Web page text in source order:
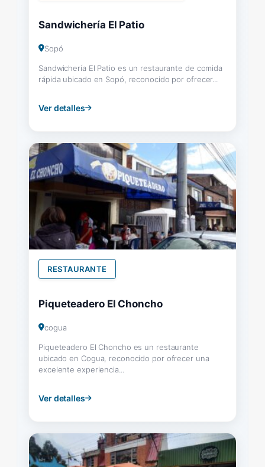
Sandwichería El Patio
Sopó
Sandwichería El Patio es un restaurante de comida
rápida ubicado en Sopó, reconocido por ofrecer...
Ver detalles
RESTAURANTE
Piqueteadero El Choncho
cogua
Piqueteadero El Choncho es un restaurante
ubicado en Cogua, reconocido por ofrecer una
excelente experiencia...
Ver detalles